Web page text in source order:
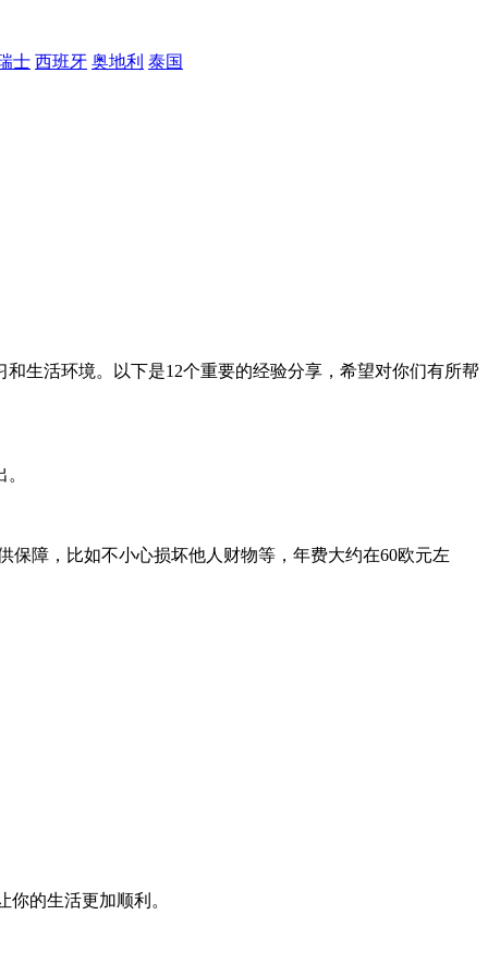
士 西班牙 奥地利 泰国
生活环境。以下是12个重要的经验分享，希望对你们有所帮
保障，比如不小心损坏他人财物等，年费大约在60欧元左
的生活更加顺利。